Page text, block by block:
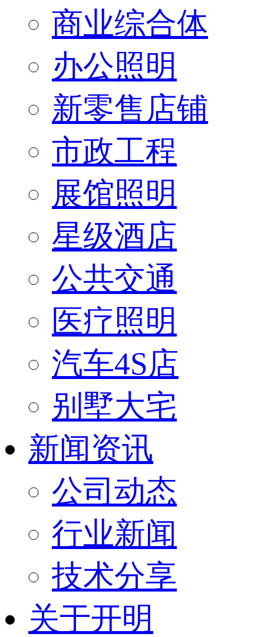
商业综合体
办公照明
新零售店铺
市政工程
展馆照明
星级酒店
公共交通
医疗照明
汽车4S店
别墅大宅
新闻资讯
公司动态
行业新闻
技术分享
关于开明